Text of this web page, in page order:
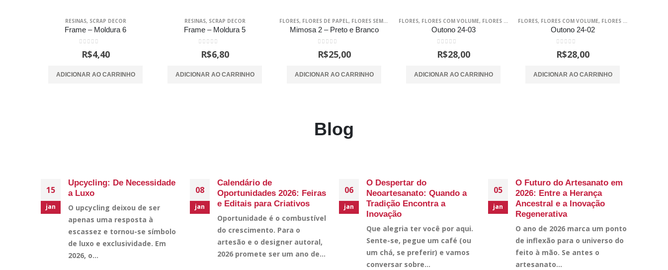
RESINAS, SCRAP DECOR
Frame – Moldura 6
out of 5
R$4,40
ADICIONAR AO CARRINHO
RESINAS, SCRAP DECOR
Frame – Moldura 5
out of 5
R$6,80
ADICIONAR AO CARRINHO
FLORES, FLORES DE PAPEL, FLORES SEM VOLUME ,SCRAP DECOR,SCRAPBOOKING
Mimosa 2 – Preto e Branco
out of 5
R$25,00
ADICIONAR AO CARRINHO
FLORES, FLORES COM VOLUME, FLORES DE PAPEL ,FLORES SEM VOLUME,SCRAP DECOR,
Outono 24-03
out of 5
R$28,00
ADICIONAR AO CARRINHO
FLORES, FLORES COM VOLUME, FLORES DE PAPEL
Outono 24-02
out of 5
R$28,00
ADICIONAR AO CARRINHO
Blog
15
jan
Upcycling: De Necessidade
a Luxo
O upcycling deixou de ser
apenas uma resposta à
escassez e tornou-se símbolo
de luxo e exclusividade. Em
2026, o...
08
jan
Calendário de
Oportunidades 2026: Feiras
e Editais para Criativos
Oportunidade é o combustível
do crescimento. Para o
artesão e o designer autoral,
2026 promete ser um ano de...
06
jan
O Despertar do
Neoartesanato: Quando a
Tradição Encontra a
Inovação
Que alegria ter você por aqui.
Sente-se, pegue um café (ou
um chá, se preferir) e vamos
conversar sobre...
05
jan
O Futuro do Artesanato em
2026: Entre a Herança
Ancestral e a Inovação
Regenerativa
O ano de 2026 marca um ponto
de inflexão para o universo do
feito à mão. Se antes o
artesanato...